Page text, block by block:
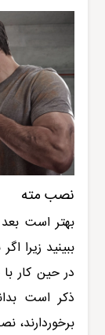
نصب مته
بهتر است
ببینید زیرا
در حین کار
ذکر است
برخوردارند،